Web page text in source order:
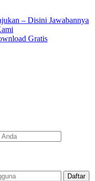
– Disini Jawabannya
Gratis